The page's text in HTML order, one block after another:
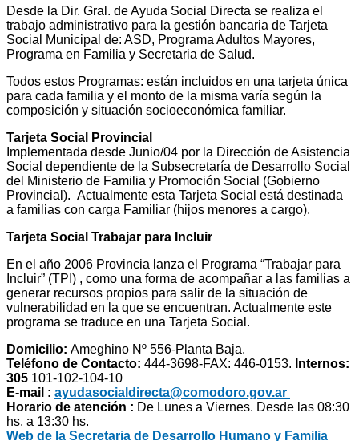
Desde la Dir. Gral. de Ayuda Social Directa se realiza el
trabajo administrativo para la gestión bancaria de Tarjeta
Social Municipal de: ASD, Programa Adultos Mayores,
Programa en Familia y Secretaria de Salud.
Todos estos Programas: están incluidos en una tarjeta única
para cada familia y el monto de la misma varía según la
composición y situación socioeconómica familiar.
Tarjeta Social Provincial
Implementada desde Junio/04 por la Dirección de Asistencia
Social dependiente de la Subsecretaría de Desarrollo Social
del Ministerio de Familia y Promoción Social (Gobierno
Provincial). Actualmente esta Tarjeta Social está destinada
a familias con carga Familiar (hijos menores a cargo).
Tarjeta Social Trabajar para Incluir
En el año 2006 Provincia lanza el Programa “Trabajar para
Incluir” (TPI) , como una forma de acompañar a las familias a
generar recursos propios para salir de la situación de
vulnerabilidad en la que se encuentran. Actualmente este
programa se traduce en una Tarjeta Social.
Domicilio: Ameghino Nº 556-Planta Baja.
Teléfono de Contacto: 444-3698-FAX: 446-0153. Internos:
305 101-102-104-10
E-mail : ayudasocialdirecta@comodoro.gov.ar
Horario de atención : De Lunes a Viernes. Desde las 08:30
hs. a 13:30 hs.
Web de la Secretaria de Desarrollo Humano y Familia